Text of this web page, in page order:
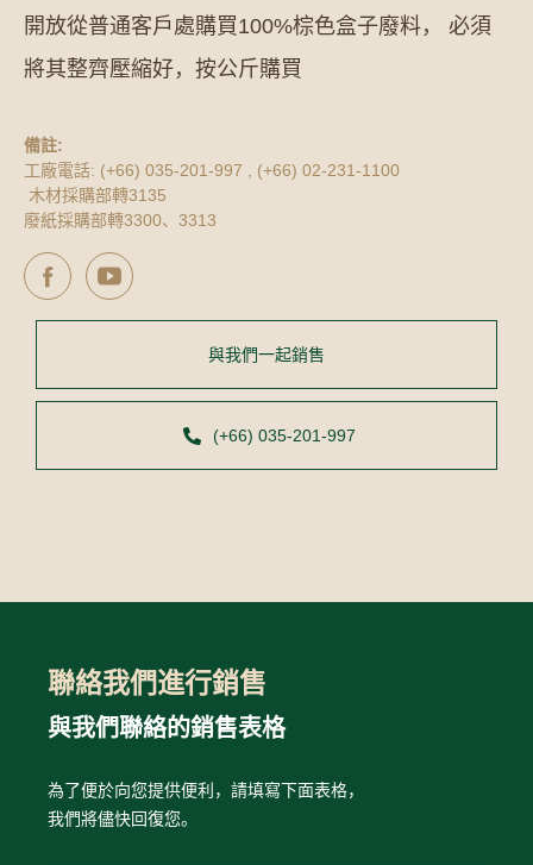
開放從普通客戶處購買100%棕色盒子廢料， 必須
將其整齊壓縮好，按公斤購買
備註:
工廠電話: (+66) 035-201-997 , (+66) 02-231-1100
木材採購部轉3135
廢紙採購部轉3300、3313
與我們一起銷售
(+66) 035-201-997
聯絡我們進行銷售
與我們聯絡的銷售表格
為了便於向您提供便利，請填寫下面表格，
我們將儘快回復您。